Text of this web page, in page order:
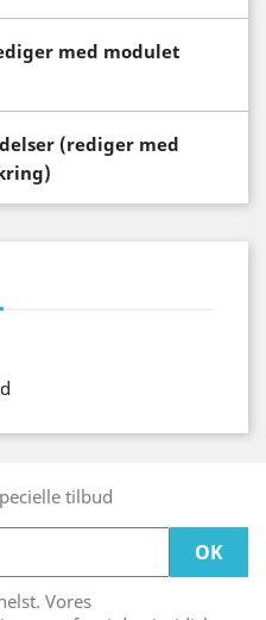
med modulet
(rediger med
tilbud
Vores